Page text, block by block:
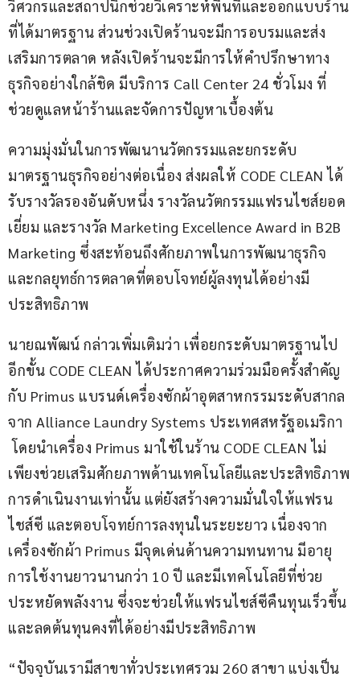
วิศวกรและสถาปนิกช่วยวิเคราะห์พื้นที่และออกแบบร้าน
ที่ได้มาตรฐาน ส่วนช่วงเปิดร้านจะมีการอบรมและส่ง
เสริมการตลาด หลังเปิดร้านจะมีการให้คำปรึกษาทาง
ธุรกิจอย่างใกล้ชิด มีบริการ Call Center 24 ชั่วโมง ที่
ช่วยดูแลหน้าร้านและจัดการปัญหาเบื้องต้น
ความมุ่งมั่นในการพัฒนานวัตกรรมและยกระดับ
มาตรฐานธุรกิจอย่างต่อเนื่อง ส่งผลให้ CODE CLEAN ได้
รับรางวัลรองอันดับหนึ่ง รางวัลนวัตกรรมแฟรนไชส์ยอด
เยี่ยม และรางวัล Marketing Excellence Award in B2B
Marketing ซึ่งสะท้อนถึงศักยภาพในการพัฒนาธุรกิจ
และกลยุทธ์การตลาดที่ตอบโจทย์ผู้ลงทุนได้อย่างมี
ประสิทธิภาพ
นายณพัฒน์ กล่าวเพิ่มเติมว่า เพื่อยกระดับมาตรฐานไป
อีกขั้น CODE CLEAN ได้ประกาศความร่วมมือครั้งสำคัญ
กับ Primus แบรนด์เครื่องซักผ้าอุตสาหกรรมระดับสากล
จาก Alliance Laundry Systems ประเทศสหรัฐอเมริกา
โดยนำเครื่อง Primus มาใช้ในร้าน CODE CLEAN ไม่
เพียงช่วยเสริมศักยภาพด้านเทคโนโลยีและประสิทธิภาพ
การดำเนินงานเท่านั้น แต่ยังสร้างความมั่นใจให้แฟรน
ไชส์ซี และตอบโจทย์การลงทุนในระยะยาว เนื่องจาก
เครื่องซักผ้า Primus มีจุดเด่นด้านความทนทาน มีอายุ
การใช้งานยาวนานกว่า 10 ปี และมีเทคโนโลยีที่ช่วย
ประหยัดพลังงาน ซึ่งจะช่วยให้แฟรนไชส์ซีคืนทุนเร็วขึ้น
และลดต้นทุนคงที่ได้อย่างมีประสิทธิภาพ
“ปัจจุบันเรามีสาขาทั่วประเทศรวม 260 สาขา แบ่งเป็น